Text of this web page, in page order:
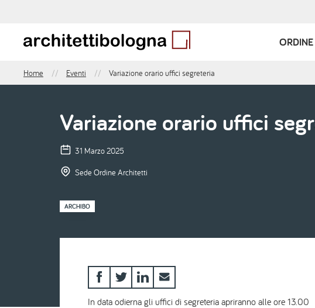
contenuto
principale
ORDINE
Briciole
Home Eventi Variazione orario uffici segreteria
Variazione orario uffici
31 Marzo 2025
Sede Ordine Architetti
ARCHIBO
In data odierna gli uffici di segreteria apriranno alle ore 13.00